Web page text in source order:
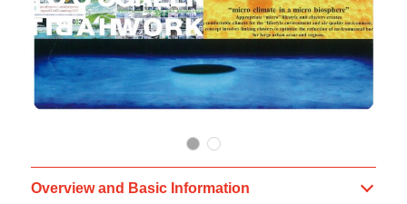
Overview and Basic Information